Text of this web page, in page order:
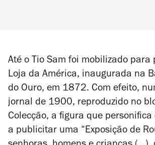
Até o Tio Sam foi mobilizado para
Loja da América, inaugurada na
do Ouro, em 1872. Com efeito,
jornal de 1900, reproduzido no
Colecção, a figura que personifica
a publicitar uma “Exposição de